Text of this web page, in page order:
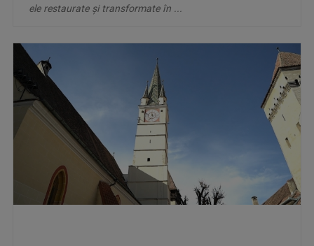
ele restaurate și transformate în ...